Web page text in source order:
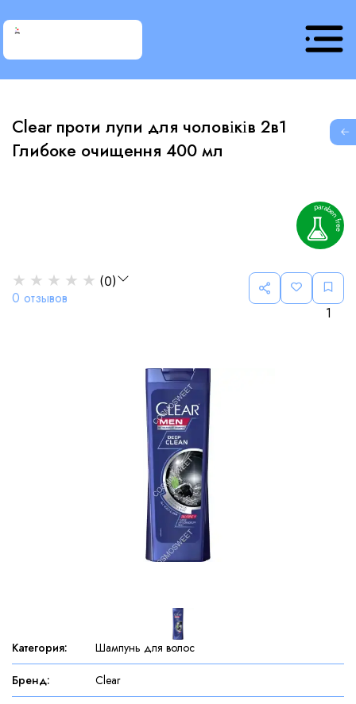
Clear проти лупи для чоловіків 2в1
Глибоке очищення 400 мл
★ ★ ★ ★ ★ (0)
0 отзывов
1
Категория: Шампунь для волос
Бренд: Clear